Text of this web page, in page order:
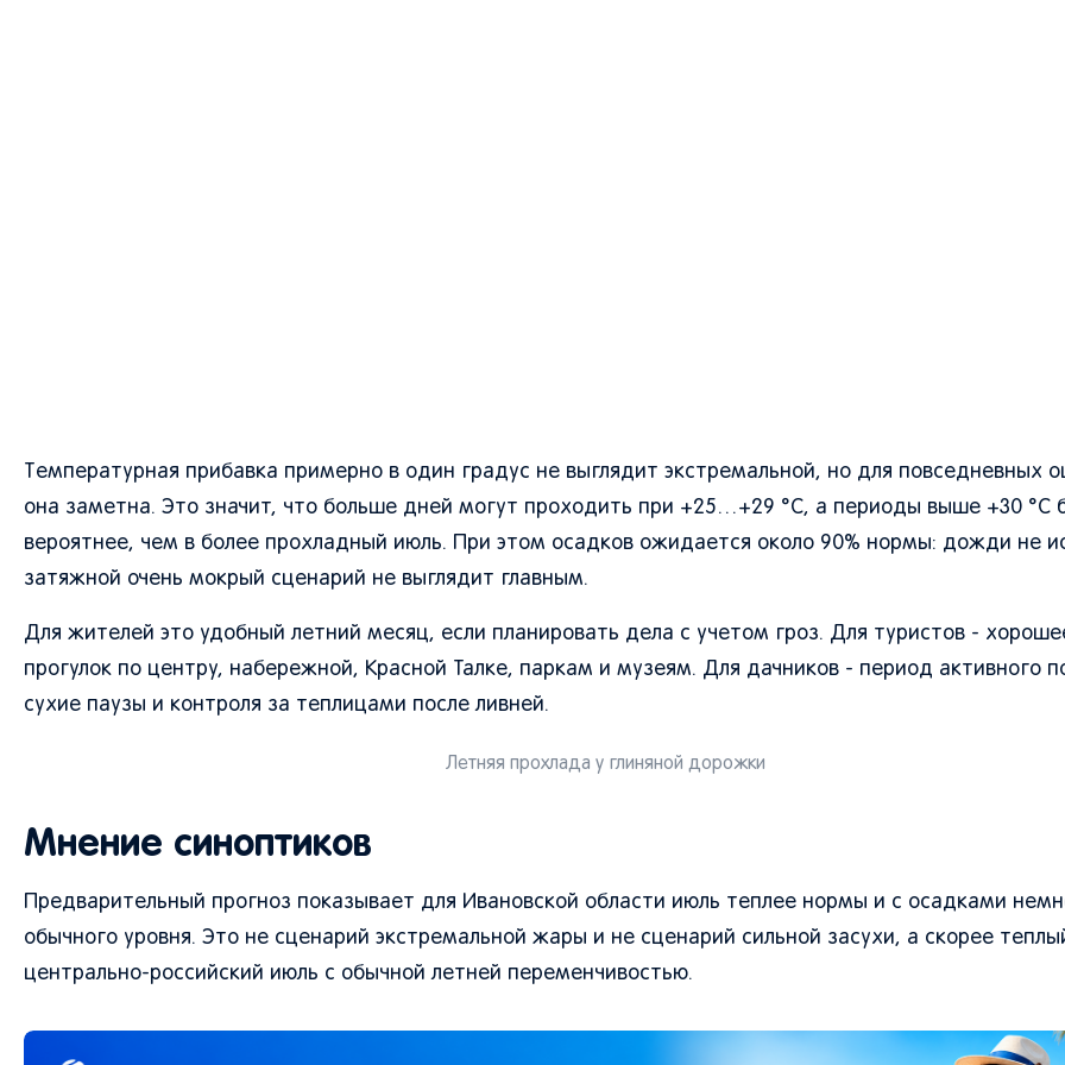
Температурная прибавка примерно в один градус не выглядит экстремальной, но для повседневных
она заметна. Это значит, что больше дней могут проходить при +25…+29 °C, а периоды выше +30 °C
вероятнее, чем в более прохладный июль. При этом осадков ожидается около 90% нормы: дожди не
затяжной очень мокрый сценарий не выглядит главным.
Для жителей это удобный летний месяц, если планировать дела с учетом гроз. Для туристов -
прогулок по центру, набережной, Красной Талке, паркам и музеям. Для дачников - период активного
сухие паузы и контроля за теплицами после ливней.
Летняя прохлада у глиняной дорожки
Мнение синоптиков
Предварительный прогноз показывает для Ивановской области июль теплее нормы и с осадками
обычного уровня. Это не сценарий экстремальной жары и не сценарий сильной засухи, а скорее
центрально-российский июль с обычной летней переменчивостью.